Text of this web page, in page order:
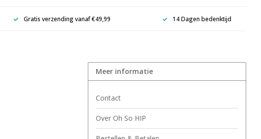
Gratis verzending vanaf €49,99 14 Dagen bedenktijd
Meer informatie
Contact
Over Oh So HIP